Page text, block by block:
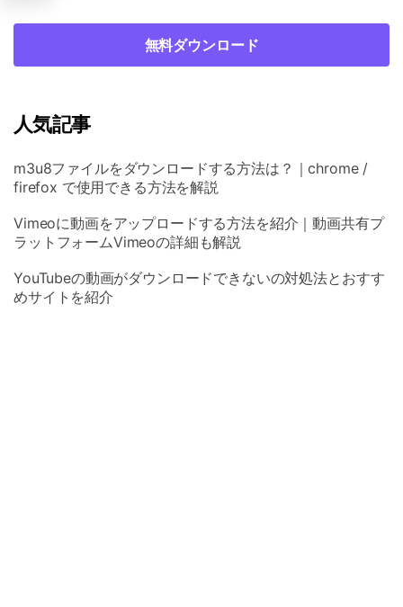
無料ダウンロード
人気記事
m3u8ファイルをダウンロードする方法は？｜chrome /
firefox で使用できる方法を解説
Vimeoに動画をアップロードする方法を紹介｜動画共有プ
ラットフォームVimeoの詳細も解説
YouTubeの動画がダウンロードできないの対処法とおすす
めサイトを紹介